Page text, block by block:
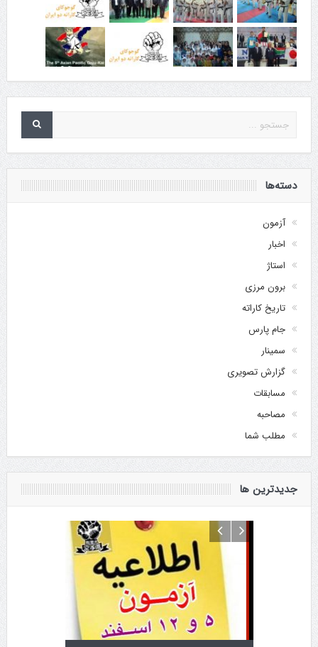
دسته‌ها
آزمون
اخبار
استاژ
برون مرزی
تاریخ کاراته
جام پارس
سمینار
گزارش تصویری
مسابقات
مصاحبه
مطلب شما
جدیدترین ها